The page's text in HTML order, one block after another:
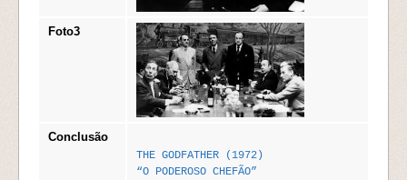
Foto3
Conclusão
THE GODFATHER (1972)
“O PODEROSO CHEFÃO”